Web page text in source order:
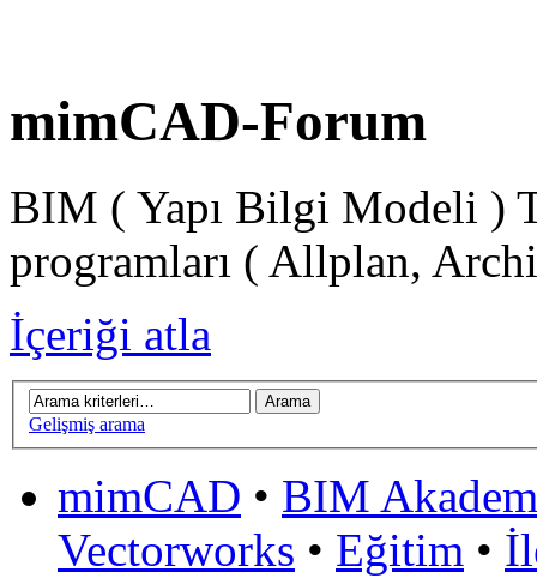
mimCAD-Forum
BIM ( Yapı Bilgi Modeli )
programları ( Allplan,
İçeriği atla
Gelişmiş arama
mimCAD • BIM
Vectorworks • Eğitim •